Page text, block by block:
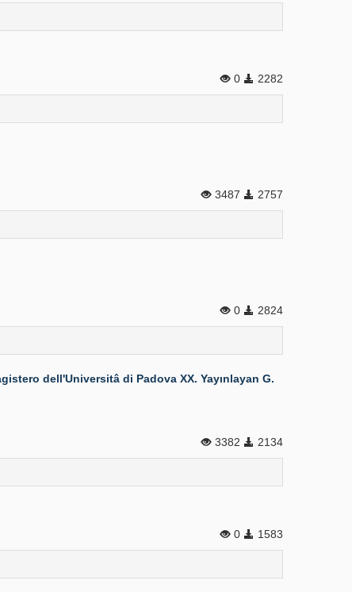
0 2282
3487 2757
0 2824
dell'Universitâ di Padova XX. Yayınlayan G.
3382 2134
0 1583